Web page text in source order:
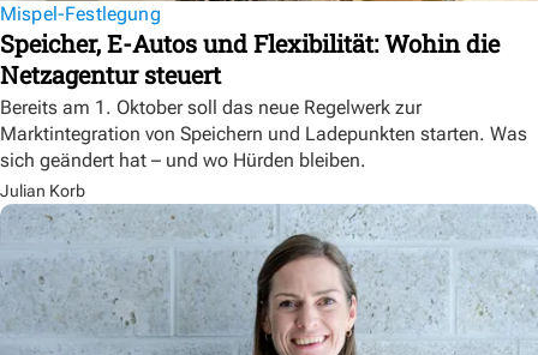
Mispel-Festlegung
Speicher, E-Autos und Flexibilität: Wohin die
Netzagentur steuert
Bereits am 1. Oktober soll das neue Regelwerk zur
Marktintegration von Speichern und Ladepunkten starten. Was
sich geändert hat – und wo Hürden bleiben.
Julian Korb